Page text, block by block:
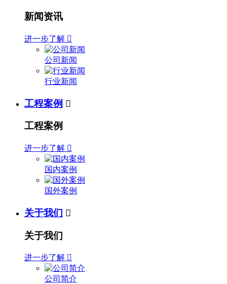
新闻资讯
进一步了解 
公司新闻
行业新闻
工程案例 
工程案例
进一步了解 
国内案例
国外案例
关于我们 
关于我们
进一步了解 
公司简介